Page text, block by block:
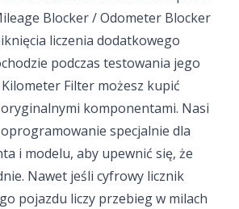
Blocker / Odometer Blocker
liczenia dodatkowego
podczas testowania jego
Filter możesz kupić
komponentami. Nasi
specjalnie dla
i modelu, aby upewnić się, że
Nawet jeśli cyfrowy licznik
pojazdu liczy przebieg w milach